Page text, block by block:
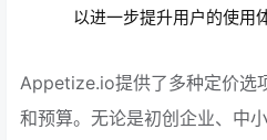
以进一步提升用户的使用
Appetize.io提供了多种定价选
和预算。无论是初创企业、中